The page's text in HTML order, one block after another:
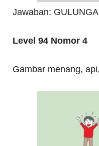
Jawaban:
Level 94 Nomor 4
Gambar menang,